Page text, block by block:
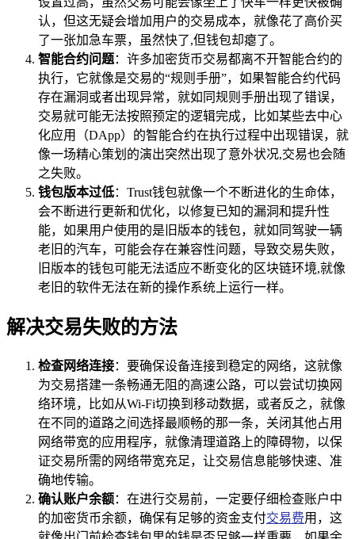
认，但这无疑会增加用户的交易成本，就像花了高价买
了一张加急车票，虽然快了,但钱包却瘪了。
智能合约问题：许多加密货币交易都离不开智能合约的
执行，它就像是交易的“规则手册”，如果智能合约代码
存在漏洞或者出现异常，就如同规则手册出现了错误，
交易就可能无法按照预定的逻辑完成，比如某些去中心
化应用（DApp）的智能合约在执行过程中出现错误，就
像一场精心策划的演出突然出现了意外状况,交易也会随
之失败。
钱包版本过低：Trust钱包就像一个不断进化的生命体，
会不断进行更新和优化，以修复已知的漏洞和提升性
能，如果用户使用的是旧版本的钱包，就如同驾驶一辆
老旧的汽车，可能会存在兼容性问题，导致交易失败，
旧版本的钱包可能无法适应不断变化的区块链环境,就像
老旧的软件无法在新的操作系统上运行一样。
解决交易失败的方法
检查网络连接：要确保设备连接到稳定的网络，这就像
为交易搭建一条畅通无阻的高速公路，可以尝试切换网
络环境，比如从Wi-Fi切换到移动数据，或者反之，就像
在不同的道路之间选择最顺畅的那一条，关闭其他占用
网络带宽的应用程序，就像清理道路上的障碍物，以保
证交易所需的网络带宽充足，让交易信息能够快速、准
确地传输。
确认账户余额：在进行交易前，一定要仔细检查账户中
的加密货币余额，确保有足够的资金支付交易费用，这